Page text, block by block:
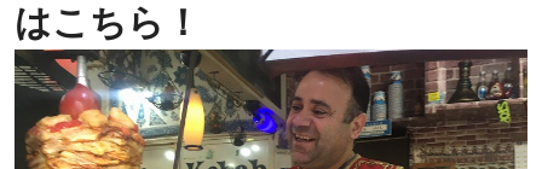
はこちら！